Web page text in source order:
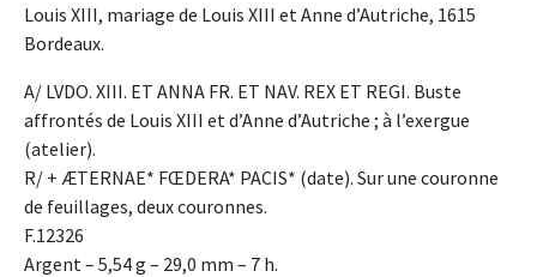
Louis XIII, mariage de Louis XIII et Anne d’Autriche, 1615
Bordeaux.
A/ LVDO. XIII. ET ANNA FR. ET NAV. REX ET REGI. Buste
affrontés de Louis XIII et d’Anne d’Autriche ; à l’exergue
(atelier).
R/ + ÆTERNAE* FŒDERA* PACIS* (date). Sur une couronne
de feuillages, deux couronnes.
F.12326
Argent – 5,54 g – 29,0 mm – 7 h.